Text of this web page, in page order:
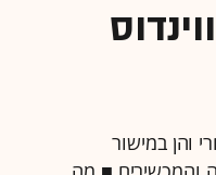
ווינדוס
המסחרי והן במישור